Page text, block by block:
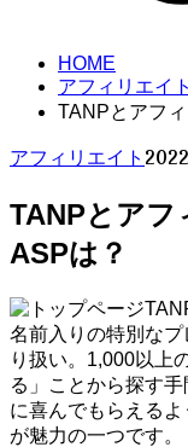
HOME
アフィリエイト
TANPとアフ
アフィリエイト
TANPとアフ
ASPは？
名前入りの特別な
り扱い。1,000以上
る」ことから探す
に喜んでもらえる
が魅力の一つです。